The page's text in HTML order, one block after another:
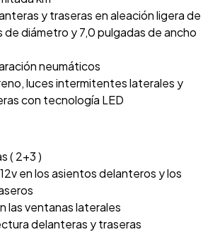
y traseras en aleación ligera de
de diámetro y 7,0 pulgadas de ancho
neumáticos
luces intermitentes laterales y
con tecnología LED
( 2+3 )
en los asientos delanteros y los
las ventanas laterales
delanteras y traseras